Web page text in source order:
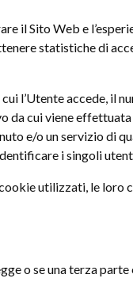
il Sito Web e
statistiche di
l’Utente accede, il
da cui viene
e/o un servizio di
i singoli
utilizzati, le loro
o se una terza